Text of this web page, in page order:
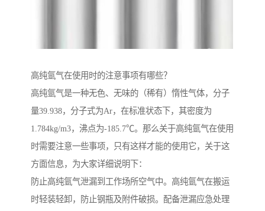
高纯氩气在使用时的注意事项有哪些？
高纯氩气是一种无色、无味的（稀有）惰性气体，分子
量39.938，分子式为Ar，在标准状态下，其密度为
1.784kg/m3，沸点为-185.7℃。那么关于高纯氩气在使用
时需要注意一些事项，只有这样才能的使用它，关于这
方面信息，为大家详细说明下：
防止高纯氩气泄漏到工作场所空气中。高纯氩气在搬运
时轻装轻卸，防止钢瓶及附件破损。配备泄漏应急处理